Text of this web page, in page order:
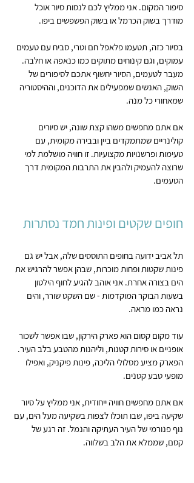
סיפור המקום. אני ממליץ לכם לנסות סיור אוכל
מודרך בשוק הכרמל או בשוק הפשפשים ביפו.
בסיור כזה, תטעמו פלאפל חם וטרי, סביח עם טעמים
עמוקים, וגם קינוחים מתוקים כמו כנאפה או חלבה.
מעבר לטעמים, הסיור יחשוף אתכם לסיפורים של
השוק, האנשים שמפעילים את הדוכנים, וההיסטוריה
שמאחורי כל מנה.
אם אתם מחפשים משהו קצת שונה, יש סיורים
קולינריים שמתמקדים ביין ובבירה מקומית, עם
טעימות ופרשנויות מקצועיות. זו חוויה מושלמת למי
שרוצה להעמיק ולהבין את התרבות המקומית דרך
הטעמים.
חופים שקטים ופינות חמד נסתרות
תל אביב ידועה בחופים התוססים שלה, אבל יש גם
פינות שקטות ופחות מוכרות, שבהן אפשר להרגיש את
הים בצורה אחרת. אני אוהב להגיע לחוף הילטון
בשעות הבוקר המוקדמות - שם השקט שורר, והים
נראה כמו מראה.
עוד מקום קסום הוא פארק הירקון, שבו אפשר לשכור
אופניים או סירות קטנות, וליהנות מהטבע בלב העיר.
הפארק מציע מסלולי הליכה, פינות פיקניק, ואפילו
מופעי טבע קטנים.
אם אתם מחפשים חוויה ייחודית, אני ממליץ על סיור
שקיעה ביפו, שבו תוכלו לצפות בשקיעה מעל הים, עם
נוף פנורמי של העיר העתיקה והנמל. זה רגע של
קסם, שממלא את הלב בשלווה.